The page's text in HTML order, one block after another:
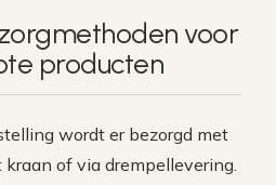
voor
producten
wordt er bezorgd met
of via drempellevering.